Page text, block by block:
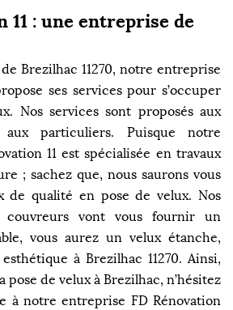
11 : une entreprise de
Brezilhac 11270, notre entreprise
ses services pour s’occuper
Nos services sont proposés aux
aux particuliers. Puisque notre
11 est spécialisée en travaux
; sachez que, nous saurons vous
de qualité en pose de velux. Nos
couvreurs vont vous fournir un
vous aurez un velux étanche,
à Brezilhac 11270. Ainsi,
pose de velux à Brezilhac, n’hésitez
à notre entreprise FD Rénovation